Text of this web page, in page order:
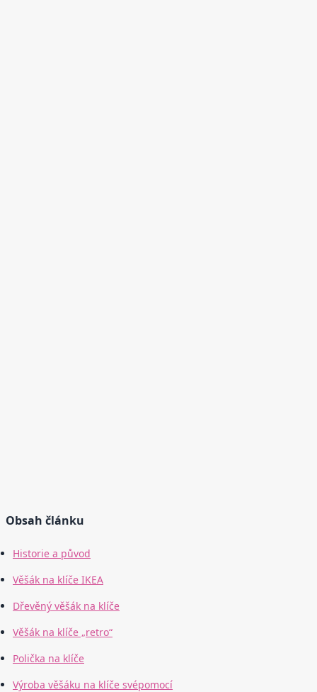
Obsah článku
Historie a původ
Věšák na klíče IKEA
Dřevěný věšák na klíče
Věšák na klíče „retro“
Polička na klíče
Výroba věšáku na klíče svépomocí